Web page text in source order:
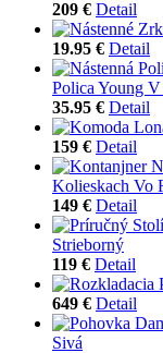
209 € Detail
19.95 € Detail
Polica Young
35.95 € Detail
159 € Detail
Kolieskach Vo
149 € Detail
Strieborný
119 € Detail
649 € Detail
Sivá